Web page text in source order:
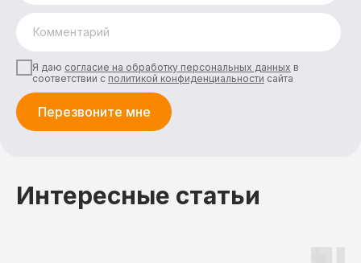
Я даю согласие на обработку персональных данных в
соответствии с политикой конфиденциальности сайта
Перезвоните мне
Интересные статьи
Медицинские услуги
Медицинская косметология